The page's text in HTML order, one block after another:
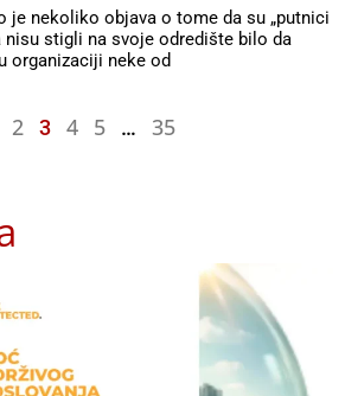
je nekoliko objava o tome da su „putnici
stigli na svoje odredište bilo da
organizaciji neke od
2 3 4 5 … 35